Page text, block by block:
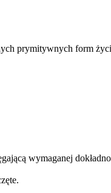
prymitywnych form
wymaganej